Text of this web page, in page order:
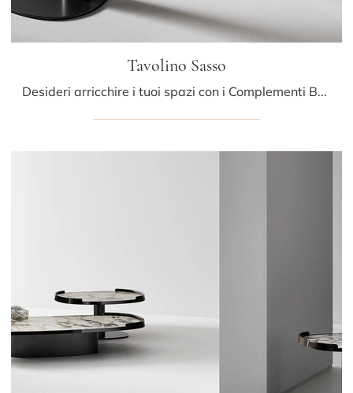
Tavolino Sasso
Desideri arricchire i tuoi spazi con i Complementi Bonaldo? Eccoti diversi modelli di tavolini in marmo come Tavolino Sasso.